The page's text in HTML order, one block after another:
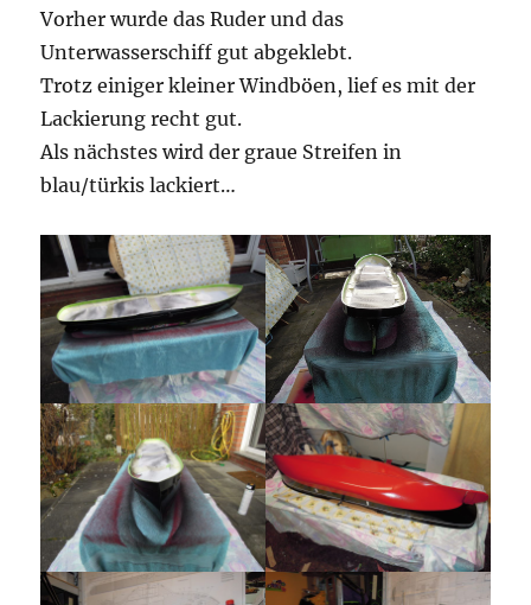
Vorher wurde das Ruder und das
Unterwasserschiff gut abgeklebt.
Trotz einiger kleiner Windböen, lief es mit der
Lackierung recht gut.
Als nächstes wird der graue Streifen in
blau/türkis lackiert…